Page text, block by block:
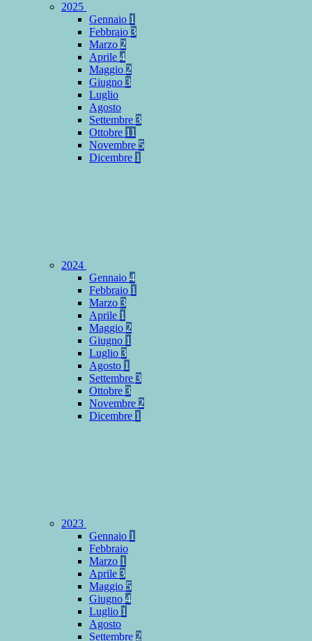
2025
Gennaio 1
Febbraio 3
Marzo 2
Aprile 4
Maggio 2
Giugno 3
Luglio
Agosto
Settembre 3
Ottobre 11
Novembre 5
Dicembre 1
2024
Gennaio 4
Febbraio 1
Marzo 3
Aprile 1
Maggio 2
Giugno 1
Luglio 3
Agosto 1
Settembre 3
Ottobre 3
Novembre 2
Dicembre 1
2023
Gennaio 1
Febbraio
Marzo 1
Aprile 3
Maggio 5
Giugno 4
Luglio 1
Agosto
Settembre 2